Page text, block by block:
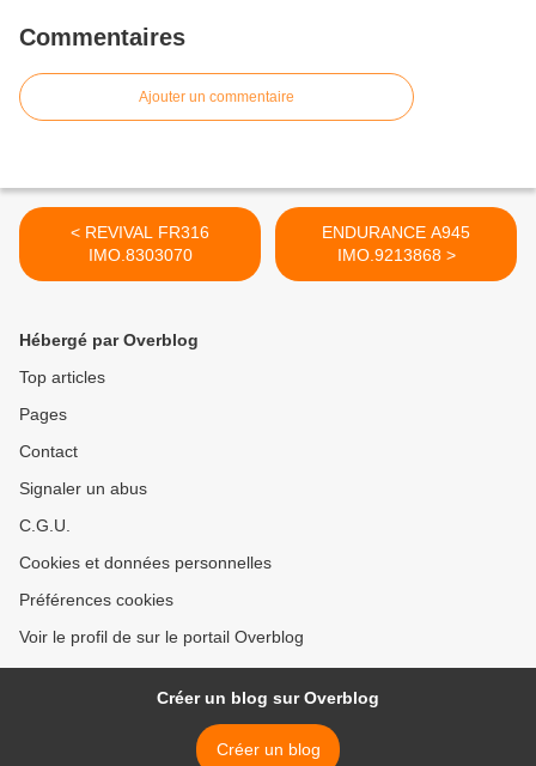
Commentaires
Ajouter un commentaire
< REVIVAL FR316
IMO.8303070
ENDURANCE A945
IMO.9213868 >
Hébergé par Overblog
Top articles
Pages
Contact
Signaler un abus
C.G.U.
Cookies et données personnelles
Préférences cookies
Voir le profil de sur le portail Overblog
Créer un blog sur Overblog
Créer un blog